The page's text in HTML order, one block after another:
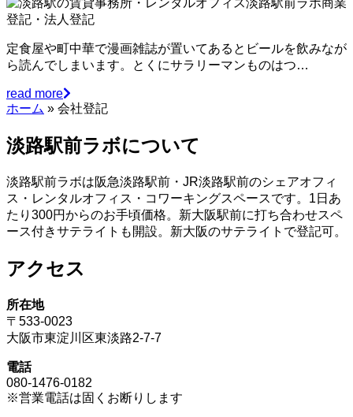
定食屋や町中華で漫画雑誌が置いてあるとビールを飲みなが
ら読んでしまいます。とくにサラリーマンものはつ…
read more
ホーム » 会社登記
淡路駅前ラボについて
淡路駅前ラボは阪急淡路駅前・JR淡路駅前のシェアオフィ
ス・レンタルオフィス・コワーキングスペースです。1日あ
たり300円からのお手頃価格。新大阪駅前に打ち合わせスペ
ース付きサテライトも開設。新大阪のサテライトで登記可。
アクセス
所在地
〒533-0023
大阪市東淀川区東淡路2-7-7
電話
080-1476-0182
※営業電話は固くお断りします